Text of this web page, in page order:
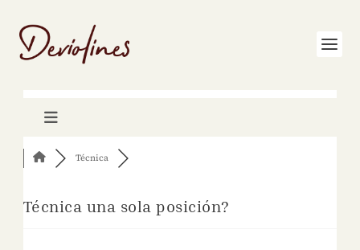
Técnica
Técnica una sola posición?